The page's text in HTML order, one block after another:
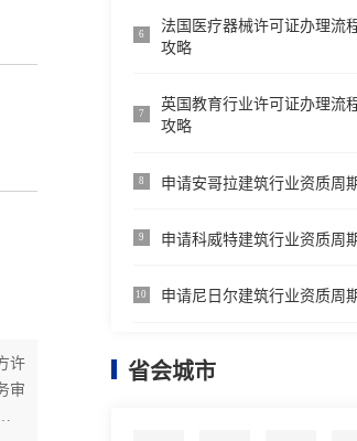
许
审
6-
6
法国医疗器械许可证办理流
攻略
7
英国教育行业许可证办理流
攻略
8 申请安哥拉建筑行业资质周
9 申请科威特建筑行业资质周
10 申请尼日尔建筑行业资质周
省会城市